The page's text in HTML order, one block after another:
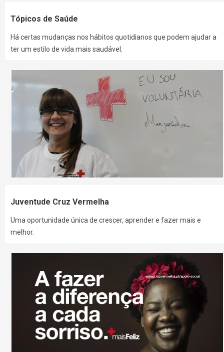
Tópicos de Saúde
Há certas mudanças nos hábitos quotidianos que podem ajudar a
ter um estilo de vida mais saudável.
Juventude Cruz Vermelha
Uma oportunidade única de crescer, aprender e fazer mais e
melhor.